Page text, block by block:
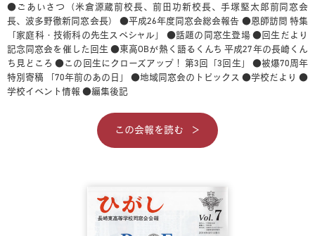
●ごあいさつ（米倉源蔵前校長、前田功新校長、手塚堅太郎前同窓会
長、波多野徹新同窓会長）
●平成26年度同窓会総会報告 ●恩師訪問 特集
「家庭科・技術科の先生スペシャル」
●話題の同窓生登場●回生だより
記念同窓会を催した回生 ●東高OBが熱く語るくんち 平成27年の長崎くん
ち見どころ ●この回生にクローズアップ！ 第3回「3回生」
●被爆70周年
特別寄稿 「70年前のあの日」
●地域同窓会のトピックス ●学校だより ●
学校イベント情報 ●編集後記
この会報を読む